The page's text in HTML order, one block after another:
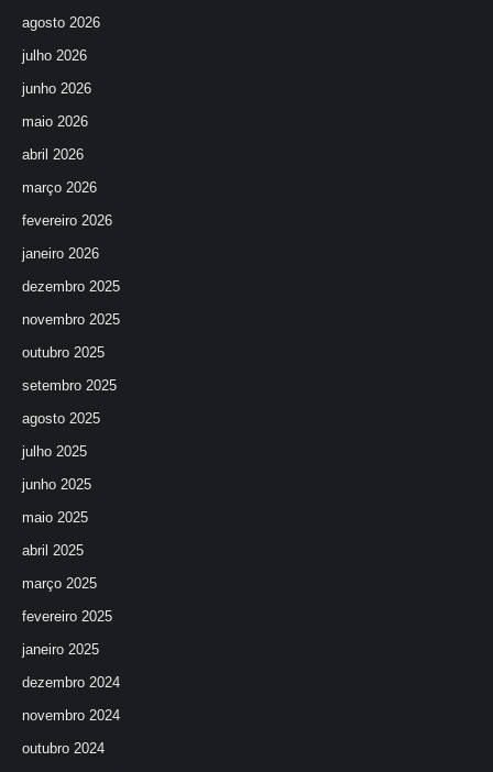
agosto 2026
julho 2026
junho 2026
maio 2026
abril 2026
março 2026
fevereiro 2026
janeiro 2026
dezembro 2025
novembro 2025
outubro 2025
setembro 2025
agosto 2025
julho 2025
junho 2025
maio 2025
abril 2025
março 2025
fevereiro 2025
janeiro 2025
dezembro 2024
novembro 2024
outubro 2024